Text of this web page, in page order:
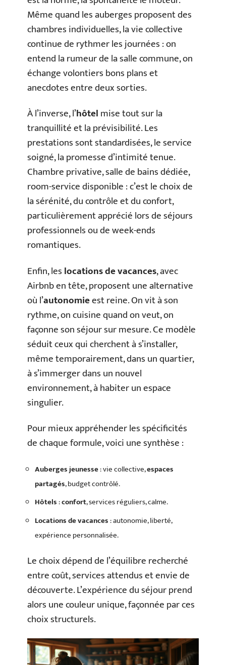
Même quand les auberges proposent des
chambres individuelles, la vie collective
continue de rythmer les journées : on
entend la rumeur de la salle commune, on
échange volontiers bons plans et
anecdotes entre deux sorties.
À l’inverse, l’hôtelmise tout sur la
tranquillité et la prévisibilité. Les
prestations sont standardisées, le service
soigné, la promesse d’intimité tenue.
Chambre privative, salle de bains dédiée,
room-service disponible : c’est le choix de
la sérénité, du contrôle et du confort,
particulièrement apprécié lors de séjours
professionnels ou de week-ends
romantiques.
Enfin, leslocations de vacances, avec
Airbnb en tête, proposent une alternative
où l’autonomieest reine. On vit à son
rythme, on cuisine quand on veut, on
façonne son séjour sur mesure. Ce modèle
séduit ceux qui cherchent à s’installer,
même temporairement, dans un quartier,
à s’immerger dans un nouvel
environnement, à habiter un espace
singulier.
Pour mieux appréhender les spécificités
de chaque formule, voici une synthèse :
Auberges jeunesse: vie collective,espaces
partagés, budget contrôlé.
Hôtels:confort, services réguliers, calme.
Locations de vacances: autonomie, liberté,
expérience personnalisée.
Le choix dépend de l’équilibre recherché
entre coût, services attendus et envie de
découverte. L’expérience du séjour prend
alors une couleur unique, façonnée par ces
choix structurels.